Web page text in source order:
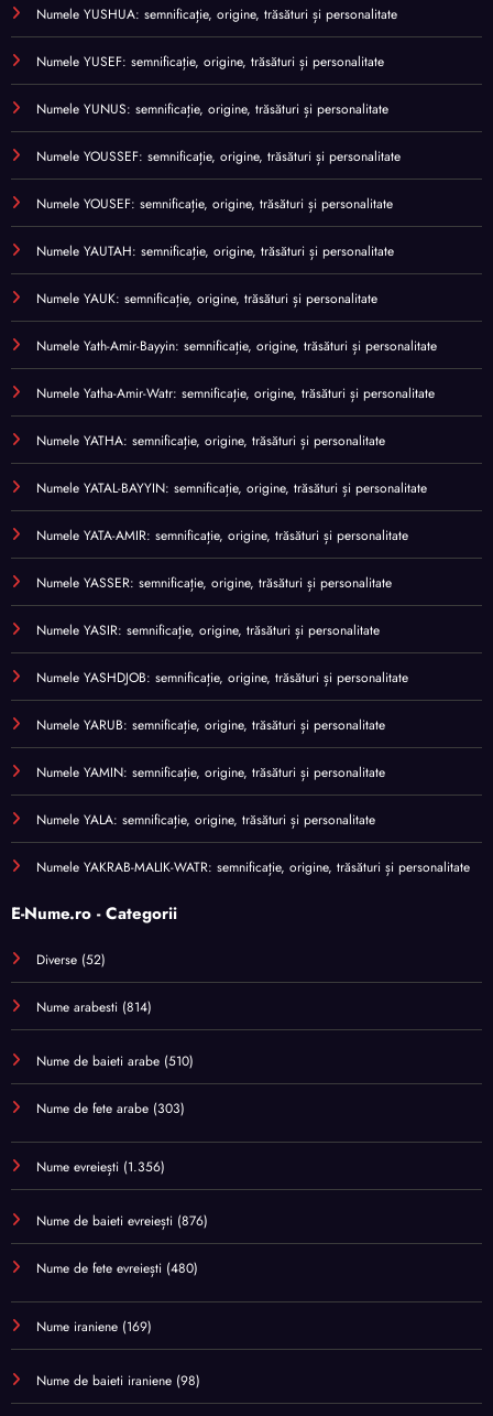
Numele YUSHUA: semnificație, origine, trăsături și personalitate
Numele YUSEF: semnificație, origine, trăsături și personalitate
Numele YUNUS: semnificație, origine, trăsături și personalitate
Numele YOUSSEF: semnificație, origine, trăsături și personalitate
Numele YOUSEF: semnificație, origine, trăsături și personalitate
Numele YAUTAH: semnificație, origine, trăsături și personalitate
Numele YAUK: semnificație, origine, trăsături și personalitate
Numele Yath-Amir-Bayyin: semnificație, origine, trăsături și personalitate
Numele Yatha-Amir-Watr: semnificație, origine, trăsături și personalitate
Numele YATHA: semnificație, origine, trăsături și personalitate
Numele YATAL-BAYYIN: semnificație, origine, trăsături și personalitate
Numele YATA-AMIR: semnificație, origine, trăsături și personalitate
Numele YASSER: semnificație, origine, trăsături și personalitate
Numele YASIR: semnificație, origine, trăsături și personalitate
Numele YASHDJOB: semnificație, origine, trăsături și personalitate
Numele YARUB: semnificație, origine, trăsături și personalitate
Numele YAMIN: semnificație, origine, trăsături și personalitate
Numele YALA: semnificație, origine, trăsături și personalitate
Numele YAKRAB-MALIK-WATR: semnificație, origine, trăsături și personalitate
E-Nume.ro - Categorii
Diverse (52)
Nume arabesti (814)
Nume de baieti arabe (510)
Nume de fete arabe (303)
Nume evreiești (1.356)
Nume de baieti evreiești (876)
Nume de fete evreiești (480)
Nume iraniene (169)
Nume de baieti iraniene (98)